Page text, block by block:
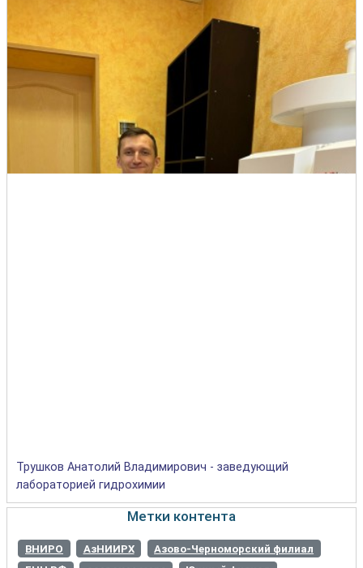
Трушков Анатолий Владимирович - заведующий
лабораторией гидрохимии
Метки контента
ВНИРО АзНИИРХ
Азово-Черноморский филиал